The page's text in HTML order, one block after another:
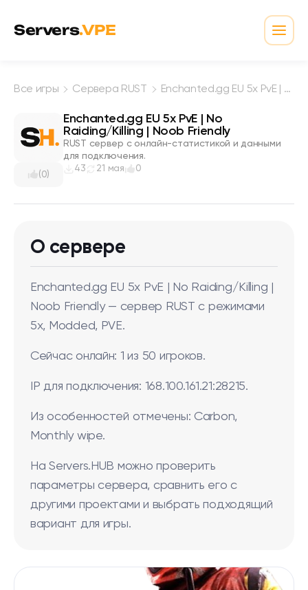
Servers.VPE
Все игры Сервера RUST Enchanted.gg EU 5x PvE | No Raiding/Killing | Noob Friendly
(0)
Enchanted.gg EU 5x PvE | No
Raiding/Killing | Noob Friendly
RUST сервер с онлайн-статистикой и данными
для подключения.
43
21 мая 0
О сервере
Enchanted.gg EU 5x PvE | No Raiding/Killing |
Noob Friendly — сервер RUST с режимами
5x, Modded, PVE.
Сейчас онлайн: 1 из 50 игроков.
IP для подключения: 168.100.161.21:28215.
Из особенностей отмечены: Carbon,
Monthly wipe.
На Servers.HUB можно проверить
параметры сервера, сравнить его с
другими проектами и выбрать подходящий
вариант для игры.